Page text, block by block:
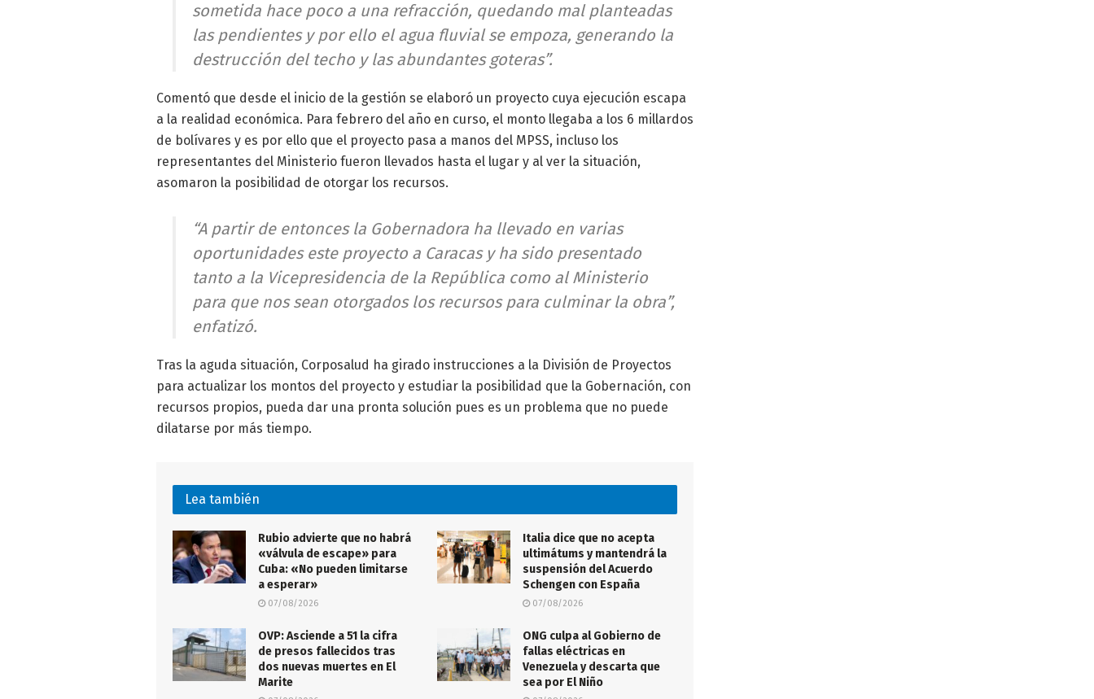
sometida hace poco a una refracción, quedando mal planteadas
las pendientes y por ello el agua fluvial se empoza, generando la
destrucción del techo y las abundantes goteras”.
Comentó que desde el inicio de la gestión se elaboró un proyecto cuya ejecución escapa
a la realidad económica. Para febrero del año en curso, el monto llegaba a los 6 millardos
de bolívares y es por ello que el proyecto pasa a manos del MPSS, incluso los
representantes del Ministerio fueron llevados hasta el lugar y al ver la situación,
asomaron la posibilidad de otorgar los recursos.
“A partir de entonces la Gobernadora ha llevado en varias
oportunidades este proyecto a Caracas y ha sido presentado
tanto a la Vicepresidencia de la República como al Ministerio
para que nos sean otorgados los recursos para culminar la obra”,
enfatizó.
Tras la aguda situación, Corposalud ha girado instrucciones a la División de Proyectos
para actualizar los montos del proyecto y estudiar la posibilidad que la Gobernación, con
recursos propios, pueda dar una pronta solución pues es un problema que no puede
dilatarse por más tiempo.
Lea también
Rubio advierte que no habrá
«válvula de escape» para
Cuba: «No pueden limitarse
a esperar»
07/08/2026
Italia dice que no acepta
ultimátums y mantendrá la
suspensión del Acuerdo
Schengen con España
07/08/2026
OVP: Asciende a 51 la cifra
de presos fallecidos tras
dos nuevas muertes en El
Marite
ONG culpa al Gobierno de
fallas eléctricas en
Venezuela y descarta que
sea por El Niño